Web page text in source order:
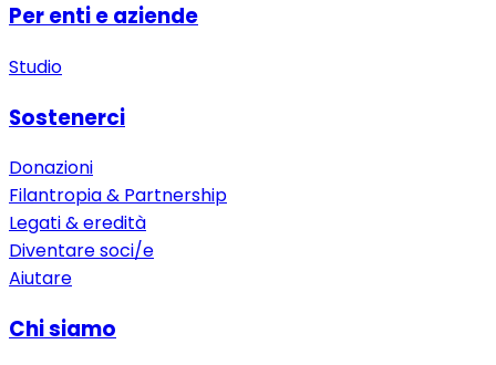
Per enti e aziende
Studio
Sostenerci
Donazioni
Filantropia & Partnership
Legati & eredità
Diventare soci/e
Aiutare
Chi siamo